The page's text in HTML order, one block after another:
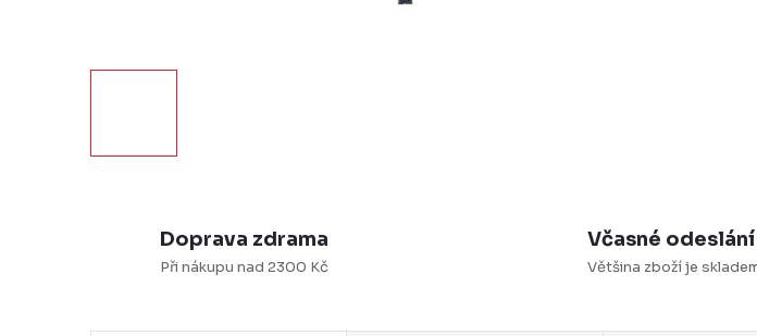
Doprava zdrama
Při nákupu nad 2300 Kč
Včasné odeslání
Většina zboží je